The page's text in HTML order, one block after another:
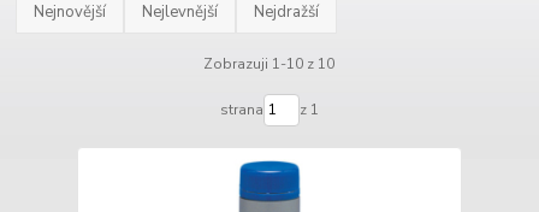
Nejnovější Nejlevnější Nejdražší
Zobrazuji 1-10 z 10
strana z 1